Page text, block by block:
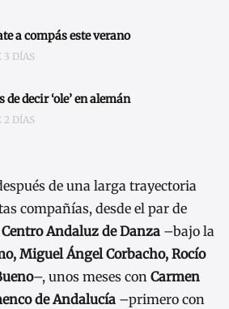
a compás este verano
3 DÍAS
de decir ‘ole’ en alemán
2 DÍAS
de una larga trayectoria
compañías, desde el par de
Centro Andaluz de Danza –bajo la
Miguel Ángel Corbacho, Rocío
–, unos meses con Carmen
de Andalucía –primero con